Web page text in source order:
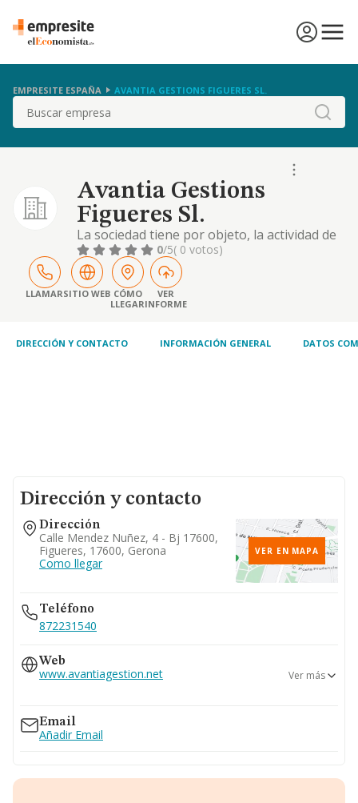
EMPRESITE ESPAÑA AVANTIA GESTIONS FIGUERES SL.
Buscar
Avantia Gestions
Figueres Sl.
La sociedad tiene por objeto, la actividad de
asesoría laboral, fiscal, económico-contable
y mercantil, así como la realización de
trámites y gestiones administrativas
0/5( 0 votos)
LLAMARSITIO WEB CÓMO
LLEGAR
VER
INFORME
DIRECCIÓN Y CONTACTO INFORMACIÓN GENERAL DATOS
Dirección y contacto
Dirección
Calle Mendez Nuñez, 4 - Bj 17600,
Figueres, 17600, Gerona
Como llegar
VER EN MAPA
Teléfono
872231540
Web
www.avantiagestion.net Ver más
Email
Añadir Email